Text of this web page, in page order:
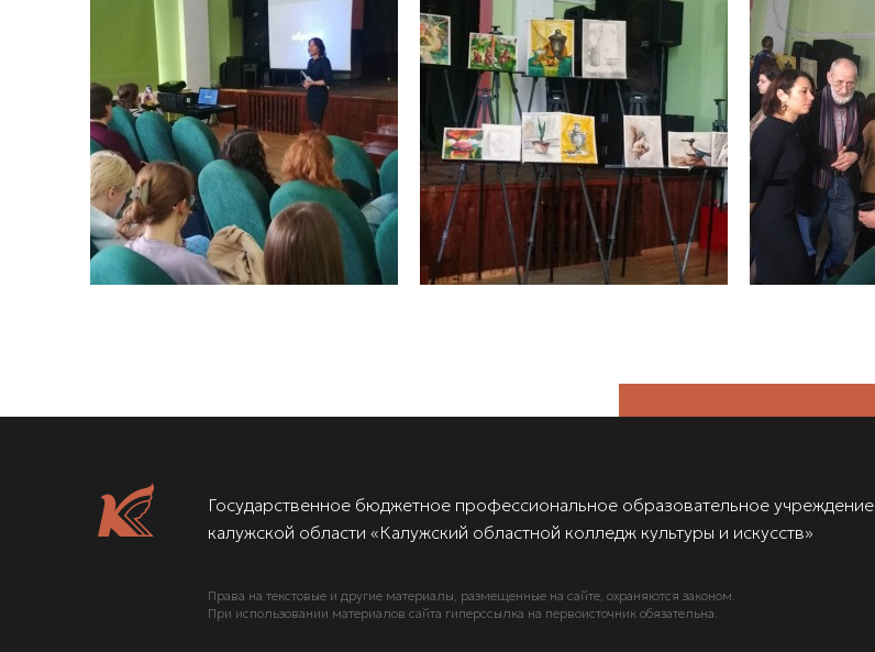
Государственное бюджетное профессиональное образовательное учреждение
калужской области «Калужский областной колледж культуры и искусств»
Права на текстовые и другие материалы, размещенные на сайте, охраняются законом.
При использовании материалов сайта гиперссылка на первоисточник обязательна.